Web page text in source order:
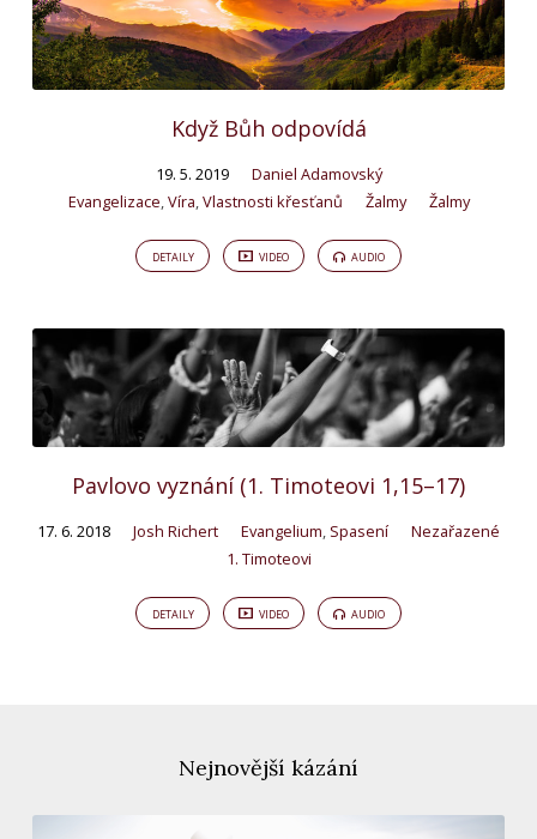
Když Bůh odpovídá
19. 5. 2019
Daniel Adamovský
Evangelizace,Víra,Vlastnosti křesťanů Žalmy Žalmy
DETAILY VIDEO AUDIO
Pavlovo vyznání (1. Timoteovi 1,15–17)
17. 6. 2018 Josh Richert Evangelium, Spasení
Nezařazené
1. Timoteovi
DETAILY VIDEO AUDIO
Nejnovější kázání